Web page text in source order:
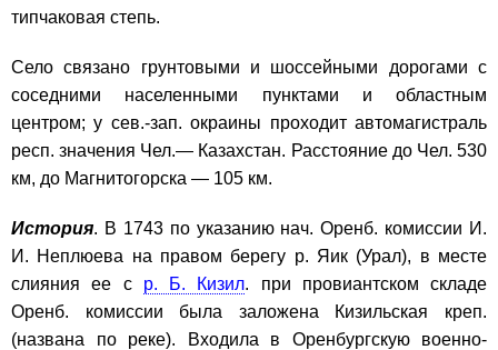
типчаковая степь.
Село связано грунтовыми и шоссейными дорогами с
соседними населенными пунктами и областным
центром; у сев.-зап. окраины проходит автомагистраль
респ. значения Чел.— Казахстан. Расстояние до Чел. 530
км, до Магнитогорска — 105 км.
История. В 1743 по указанию нач. Оренб. комиссии И.
И. Неплюева на правом берегу р. Яик (Урал), в месте
слияния ее с р. Б. Кизил. при провиантском складе
Оренб. комиссии была заложена Кизильская креп.
(названа по реке). Входила в Оренбургскую военно-